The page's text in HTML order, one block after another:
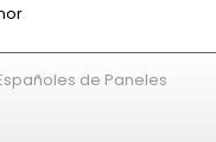
de Paneles